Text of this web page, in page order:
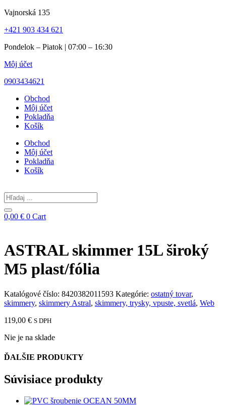
Preskočiť
obsah
Vajnorská 135
+421 903 434 621
Pondelok – Piatok | 07:00 – 16:30
Môj účet
0903434621
Obchod
Môj účet
Pokladňa
Košík
Obchod
Môj účet
Pokladňa
Košík
Search
...
0,00 € 0 Cart
ASTRAL skimmer 15L široký
M5 plast/fólia
Katalógové číslo: 8420382011593 Kategórie: ostatný tovar,
skimmery, skimmery Astral, skimmery, trysky, vpuste, svetlá, Web
119,00 € S DPH
Nie je na sklade
ĎALŠIE PRODUKTY
Súvisiace produkty